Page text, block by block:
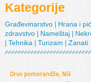
Kategorije
Građevinarstvo Hrana i
zdravstvo | Nameštaj |
|Tehnika|Turizam|Zanati
Drvo pomorandže, Niš